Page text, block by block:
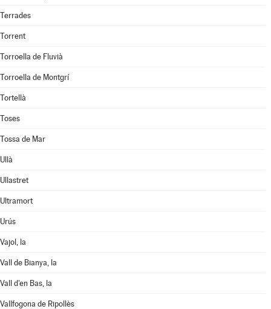
Terrades
Torrent
Torroella de Fluvià
Torroella de Montgrí
Tortellà
Toses
Tossa de Mar
Ullà
Ullastret
Ultramort
Urús
Vajol, la
Vall de Bianya, la
Vall d'en Bas, la
Vallfogona de Ripollès